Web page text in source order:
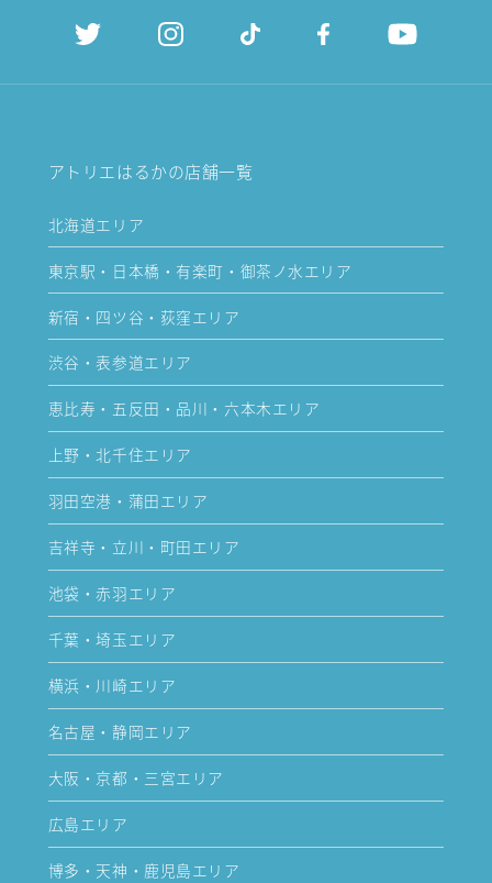
アトリエはるかの店舗一覧
北海道エリア
東京駅・日本橋・有楽町・御茶ノ水エリア
新宿・四ツ谷・荻窪エリア
渋谷・表参道エリア
恵比寿・五反田・品川・六本木エリア
上野・北千住エリア
羽田空港・蒲田エリア
吉祥寺・立川・町田エリア
池袋・赤羽エリア
千葉・埼玉エリア
横浜・川崎エリア
名古屋・静岡エリア
大阪・京都・三宮エリア
広島エリア
博多・天神・鹿児島エリア